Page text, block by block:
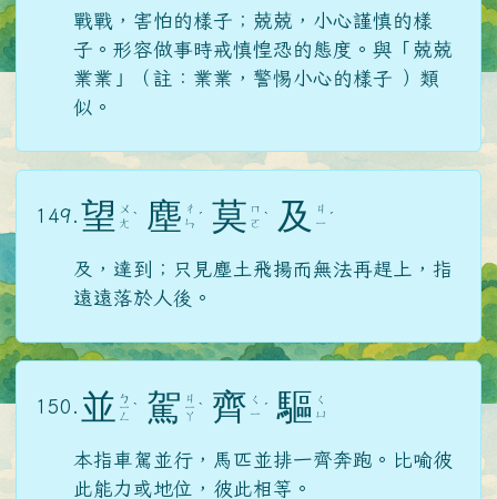
戰戰，害怕的樣子；兢兢，小心謹慎的樣
子。形容做事時戒慎惶恐的態度。與「兢兢
業業」（註：業業，警惕小心的樣子 ）類
似。
149. 望
ㄨ
ㄤ ˋ 塵 ㄔ
ㄣ ˊ 莫 ㄇ
ㄛ ˋ 及
ㄐ
ㄧ ˊ
及，達到；只見塵土飛揚而無法再趕上，指
遠遠落於人後。
150. 並 ㄅ
ㄧ
ㄥ
ˋ 駕 ㄐ
ㄧ
ㄚ
ˋ 齊 ㄑ
ㄧ ˊ 驅 ㄑ
ㄩ
本指車駕並行，馬匹並排一齊奔跑。比喻彼
此能力或地位，彼此相等。